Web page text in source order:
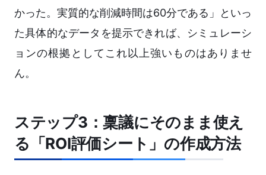
かった。実質的な削減時間は60分である」といっ
た具体的なデータを提示できれば、シミュレーシ
ョンの根拠としてこれ以上強いものはありませ
ん。
ステップ3：稟議にそのまま使え
る「ROI評価シート」の作成方法